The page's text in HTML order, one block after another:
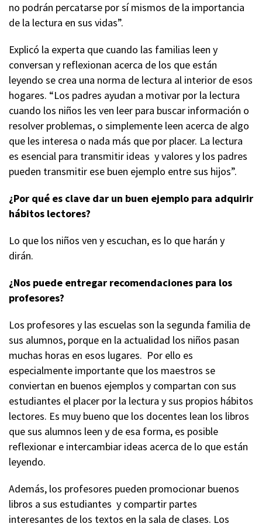
no podrán percatarse por sí mismos de la importancia
de la lectura en sus vidas”.
Explicó la experta que cuando las familias leen y
conversan y reflexionan acerca de los que están
leyendo se crea una norma de lectura al interior de esos
hogares. “Los padres ayudan a motivar por la lectura
cuando los niños les ven leer para buscar información o
resolver problemas, o simplemente leen acerca de algo
que les interesa o nada más que por placer. La lectura
es esencial para transmitir ideas y valores y los padres
pueden transmitir ese buen ejemplo entre sus hijos”.
¿Por qué es clave dar un buen ejemplo para adquirir
hábitos lectores?
Lo que los niños ven y escuchan, es lo que harán y
dirán.
¿Nos puede entregar recomendaciones para los
profesores?
Los profesores y las escuelas son la segunda familia de
sus alumnos, porque en la actualidad los niños pasan
muchas horas en esos lugares. Por ello es
especialmente importante que los maestros se
conviertan en buenos ejemplos y compartan con sus
estudiantes el placer por la lectura y sus propios hábitos
lectores. Es muy bueno que los docentes lean los libros
que sus alumnos leen y de esa forma, es posible
reflexionar e intercambiar ideas acerca de lo que están
leyendo.
Además, los profesores pueden promocionar buenos
libros a sus estudiantes y compartir partes
interesantes de los textos en la sala de clases. Los